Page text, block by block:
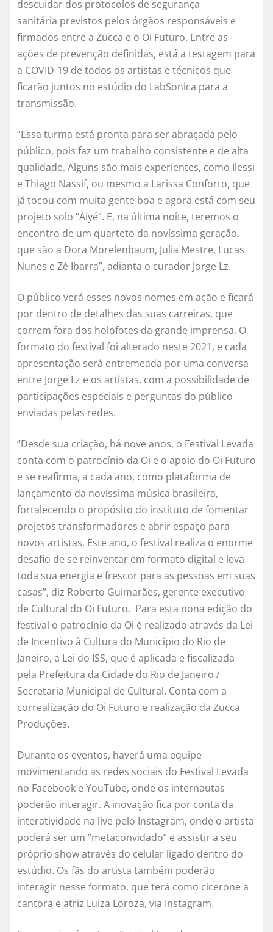
descuidar dos protocolos de segurança
sanitária previstos pelos órgãos responsáveis e
firmados entre a Zucca e o Oi Futuro. Entre as
ações de prevenção definidas, está a testagem para
a COVID-19 de todos os artistas e técnicos que
ficarão juntos no estúdio do LabSonica para a
transmissão.
“Essa turma está pronta para ser abraçada pelo
público, pois faz um trabalho consistente e de alta
qualidade. Alguns são mais experientes, como Ilessi
e Thiago Nassif, ou mesmo a Larissa Conforto, que
já tocou com muita gente boa e agora está com seu
projeto solo “Àiyé”. E, na última noite, teremos o
encontro de um quarteto da novíssima geração,
que são a Dora Morelenbaum, Julia Mestre, Lucas
Nunes e Zé Ibarra”, adianta o curador Jorge Lz.
O público verá esses novos nomes em ação e ficará
por dentro de detalhes das suas carreiras, que
correm fora dos holofotes da grande imprensa. O
formato do festival foi alterado neste 2021, e cada
apresentação será entremeada por uma conversa
entre Jorge Lz e os artistas, com a possibilidade de
participações especiais e perguntas do público
enviadas pelas redes.
“Desde sua criação, há nove anos, o Festival Levada
conta com o patrocínio da Oi e o apoio do Oi Futuro
e se reafirma, a cada ano, como plataforma de
lançamento da novíssima música brasileira,
fortalecendo o propósito do instituto de fomentar
projetos transformadores e abrir espaço para
novos artistas. Este ano, o festival realiza o enorme
desafio de se reinventar em formato digital e leva
toda sua energia e frescor para as pessoas em suas
casas”, diz Roberto Guimarães, gerente executivo
de Cultural do Oi Futuro. Para esta nona edição do
festival o patrocínio da Oi é realizado através da Lei
de Incentivo à Cultura do Município do Rio de
Janeiro, a Lei do ISS, que é aplicada e fiscalizada
pela Prefeitura da Cidade do Rio de Janeiro /
Secretaria Municipal de Cultural. Conta com a
correalização do Oi Futuro e realização da Zucca
Produções.
Durante os eventos, haverá uma equipe
movimentando as redes sociais do Festival Levada
no Facebook e YouTube, onde os internautas
poderão interagir. A inovação fica por conta da
interatividade na live pelo Instagram, onde o artista
poderá ser um “metaconvidado” e assistir a seu
próprio show através do celular ligado dentro do
estúdio. Os fãs do artista também poderão
interagir nesse formato, que terá como cicerone a
cantora e atriz Luiza Loroza, via Instagram.